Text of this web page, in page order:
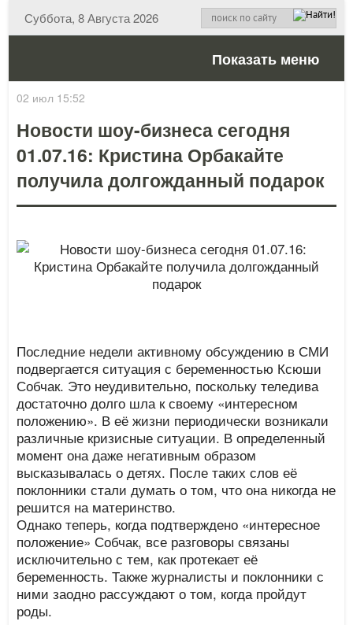
Суббота, 8 Августа 2026
Показать меню
02 июл 15:52
Новости шоу-бизнеса сегодня
01.07.16: Кристина Орбакайте
получила долгожданный подарок
Последние недели активному обсуждению в СМИ
подвергается ситуация с беременностью Ксюши
Собчак. Это неудивительно, поскольку теледива
достаточно долго шла к своему «интересном
положению». В её жизни периодически возникали
различные кризисные ситуации. В определенный
момент она даже негативным образом
высказывалась о детях. После таких слов её
поклонники стали думать о том, что она никогда не
решится на материнство.
Однако теперь, когда подтверждено «интересное
положение» Собчак, все разговоры связаны
исключительно с тем, как протекает её
беременность. Также журналисты и поклонники с
ними заодно рассуждают о том, когда пройдут
роды.